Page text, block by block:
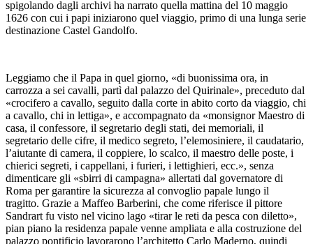
spigolando dagli archivi ha narrato quella mattina del 10 maggio
1626 con cui i papi iniziarono quel viaggio, primo di una lunga serie
destinazione Castel Gandolfo.
Leggiamo che il Papa in quel giorno, «di buonissima ora, in
carrozza a sei cavalli, partì dal palazzo del Quirinale», preceduto dal
«crocifero a cavallo, seguito dalla corte in abito corto da viaggio, chi
a cavallo, chi in lettiga», e accompagnato da «monsignor Maestro di
casa, il confessore, il segretario degli stati, dei memoriali, il
segretario delle cifre, il medico segreto, l’elemosiniere, il caudatario,
l’aiutante di camera, il coppiere, lo scalco, il maestro delle poste, i
chierici segreti, i cappellani, i furieri, i lettighieri, ecc.», senza
dimenticare gli «sbirri di campagna» allertati dal governatore di
Roma per garantire la sicurezza al convoglio papale lungo il
tragitto. Grazie a Maffeo Barberini, che come riferisce il pittore
Sandrart fu visto nel vicino lago «tirar le reti da pesca con diletto»,
pian piano la residenza papale venne ampliata e alla costruzione del
palazzo pontificio lavorarono l’architetto Carlo Maderno, quindi